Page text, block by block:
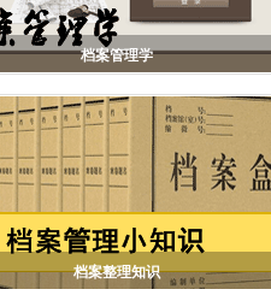
档案管理学
档案整理知识